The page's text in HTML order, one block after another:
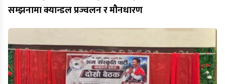
सम्झनामा क्यान्डल प्रज्वलन र मौनधारण